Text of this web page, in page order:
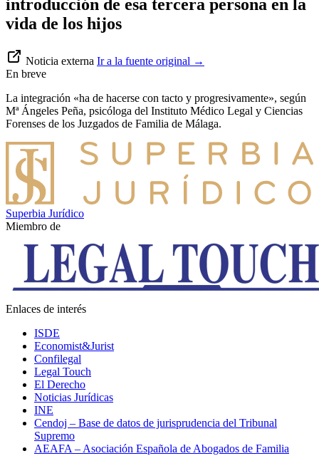
introducción de esa tercera persona en la
vida de los hijos
Noticia externa Ir a la fuente original →
En breve
La integración «ha de hacerse con tacto y progresivamente», según
Mª Ángeles Peña, psicóloga del Instituto Médico Legal y Ciencias
Forenses de los Juzgados de Familia de Málaga.
Superbia Jurídico
Miembro de
Enlaces de interés
ISDE
Economist&Jurist
Confilegal
Legal Touch
El Derecho
Noticias Jurídicas
INE
Cendoj – Base de datos de jurisprudencia del Tribunal
Supremo
AEAFA – Asociación Española de Abogados de Familia